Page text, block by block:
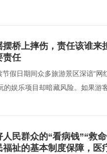
摆桥上摔伤，责任该谁来
责任
节假日期间众多旅游景区深谙“
的娱乐项目却暗藏风险。如果游
人民群众的“看病钱”“救
福祉的基本制度保障，医